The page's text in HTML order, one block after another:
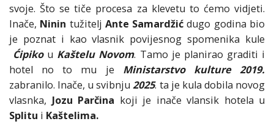
svoje. Što se tiče procesa za klevetu to ćemo vidjeti.
Inače, Ninin tužitelj Ante Samardžić dugo godina bio
je poznat i kao vlasnik povijesnog spomenika kule
Ćipiko u Kaštelu Novom. Tamo je planirao graditi i
hotel no to mu je Ministarstvo kulture 2019.
zabranilo. Inače, u svibnju2025. ta je kula dobila novog
vlasnka, Jozu Parčina koji je inače vlansik hotela u
Splitu i Kaštelima.